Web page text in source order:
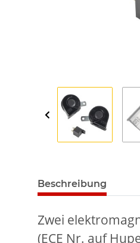
Beschreibung
Zwei
(ECE Nr. auf